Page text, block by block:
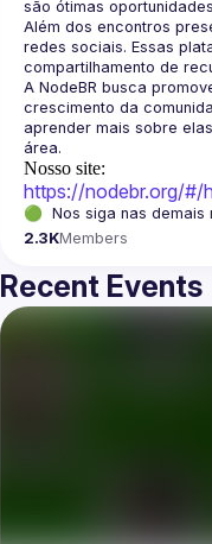
Além dos encontros
redes sociais. Essas
A NodeBR busca
crescimento da
aprender mais sobre
Nosso site:
https://nodebr.org/#/
🟢  Nos siga nas demais
2.3KMembers
Recent Events